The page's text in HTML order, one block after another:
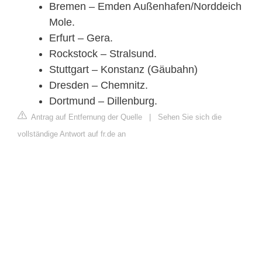
Bremen – Emden Außenhafen/Norddeich
Mole.
Erfurt – Gera.
Rockstock – Stralsund.
Stuttgart – Konstanz (Gäubahn)
Dresden – Chemnitz.
Dortmund – Dillenburg.
Antrag auf Entfernung der Quelle
Sehen Sie sich die
vollständige Antwort auf fr.de an